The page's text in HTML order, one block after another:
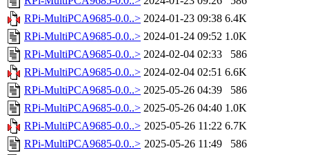
RPi-MultiPCA9685-0.0..> 2024-01-23 09:38 6.4K
RPi-MultiPCA9685-0.0..> 2024-01-24 09:52 1.0K
RPi-MultiPCA9685-0.0..> 2024-02-04 02:33
586
RPi-MultiPCA9685-0.0..> 2024-02-04 02:51 6.6K
RPi-MultiPCA9685-0.0..> 2025-05-26 04:39
586
RPi-MultiPCA9685-0.0..> 2025-05-26 04:40 1.0K
RPi-MultiPCA9685-0.0..> 2025-05-26 11:22 6.7K
RPi-MultiPCA9685-0.0..> 2025-05-26 11:49
586